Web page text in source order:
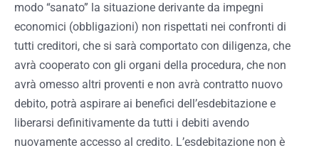
modo “sanato” la situazione derivante da impegni
economici (obbligazioni) non rispettati nei confronti di
tutti creditori, che si sarà comportato con diligenza, che
avrà cooperato con gli organi della procedura, che non
avrà omesso altri proventi e non avrà contratto nuovo
debito, potrà aspirare ai benefici dell’esdebitazione e
liberarsi definitivamente da tutti i debiti avendo
nuovamente accesso al credito. L’esdebitazione non è